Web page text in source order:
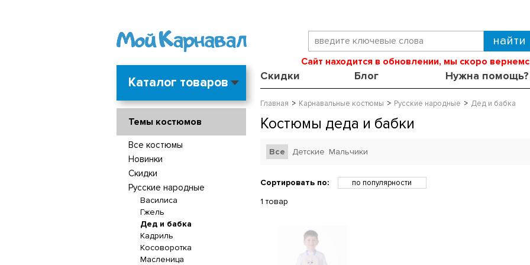
Сайт находится в обновлении, мы скоро
Каталог товаров Скидки Блог Нужна помощь?
Темы костюмов
Все костюмы
Новинки
Скидки
Русские народные
Василиса
Гжель
Дед и бабка
Кадриль
Косоворотка
Масленица
Главная Карнавальные костюмы Русские народные Дед и бабка
Костюмы деда и бабки
Все Детские Мальчики
Сортировать по:
по популярности
1 товар